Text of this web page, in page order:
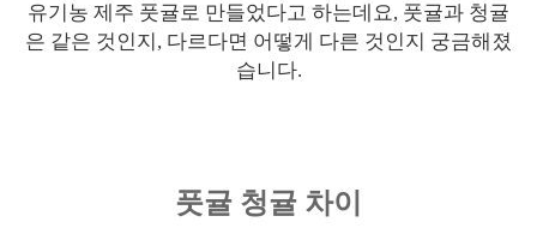
유기농 제주 풋귤로 만들었다고 하는데요, 풋귤과 청귤
은 같은 것인지, 다르다면 어떻게 다른 것인지 궁금해졌
습니다.
풋귤 청귤 차이